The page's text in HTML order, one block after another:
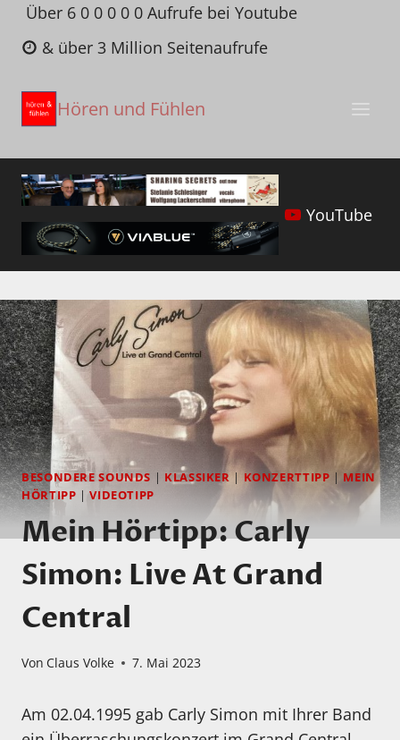
Zum
Inhalt
springen
Über 6 0 0 0 0 0 Aufrufe bei Youtube
& über 3 Million Seitenaufrufe
Hören und Fühlen
YouTube
BESONDERE SOUNDS | KLASSIKER | KONZERTTIPP | MEIN
HÖRTIPP |VIDEOTIPP
Mein Hörtipp: Carly
Simon: Live At Grand
Central
Von Claus Volke 7. Mai 2023
Am 02.04.1995 gab Carly Simon mit Ihrer Band